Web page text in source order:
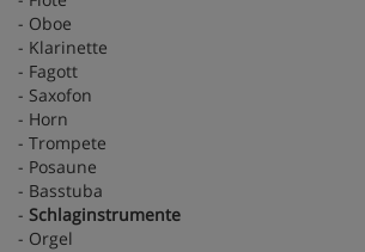
- Oboe
- Klarinette
- Fagott
- Saxofon
- Horn
- Trompete
- Posaune
- Basstuba
- Schlaginstrumente
- Orgel